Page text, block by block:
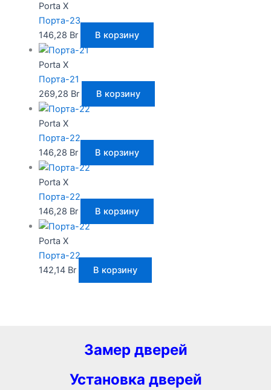
Porta X
Порта-23
146,28 Br В корзину
Porta X
Порта-21
269,28 Br В корзину
Porta X
Порта-22
146,28 Br В корзину
Porta X
Порта-22
146,28 Br В корзину
Porta X
Порта-22
142,14 Br В корзину
Замер дверей
Установка дверей